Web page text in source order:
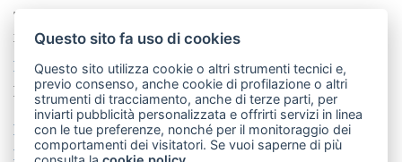
Telefono:
mail: redazione@merateonline.it
La redazione
CasateOnline LeccoOnline
RSS
Made by VIP
Privacy policy
Cookie policy
Rivedi le tue scelte sui cookie
Questo sito fa uso di cookies
Questo sito utilizza cookie o altri strumenti tecnici e,
previo consenso, anche cookie di profilazione o altri
strumenti di tracciamento, anche di terze parti, per
inviarti pubblicità personalizzata e offrirti servizi in linea
con le tue preferenze, nonché per il monitoraggio dei
comportamenti dei visitatori. Se vuoi saperne di più